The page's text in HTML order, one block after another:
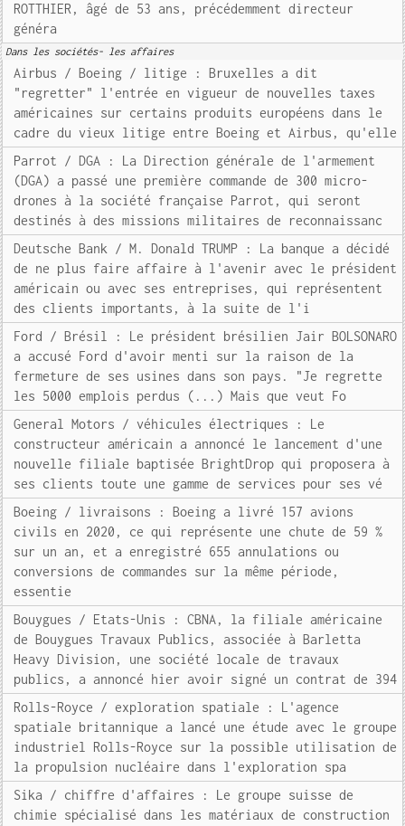
ROTTHIER, âgé de 53 ans, précédemment directeur
généra
Dans les sociétés- les affaires
Airbus / Boeing / litige : Bruxelles a dit
"regretter" l'entrée en vigueur de nouvelles taxes
américaines sur certains produits européens dans le
cadre du vieux litige entre Boeing et Airbus, qu'elle
Parrot / DGA : La Direction générale de l'armement
(DGA) a passé une première commande de 300 micro-
drones à la société française Parrot, qui seront
destinés à des missions militaires de reconnaissanc
Deutsche Bank / M. Donald TRUMP : La banque a décidé
de ne plus faire affaire à l'avenir avec le président
américain ou avec ses entreprises, qui représentent
des clients importants, à la suite de l'i
Ford / Brésil : Le président brésilien Jair BOLSONARO
a accusé Ford d'avoir menti sur la raison de la
fermeture de ses usines dans son pays. "Je regrette
les 5000 emplois perdus (...) Mais que veut Fo
General Motors / véhicules électriques : Le
constructeur américain a annoncé le lancement d'une
nouvelle filiale baptisée BrightDrop qui proposera à
ses clients toute une gamme de services pour ses vé
Boeing / livraisons : Boeing a livré 157 avions
civils en 2020, ce qui représente une chute de 59 %
sur un an, et a enregistré 655 annulations ou
conversions de commandes sur la même période,
essentie
Bouygues / Etats-Unis : CBNA, la filiale américaine
de Bouygues Travaux Publics, associée à Barletta
Heavy Division, une société locale de travaux
publics, a annoncé hier avoir signé un contrat de 394
Rolls-Royce / exploration spatiale : L'agence
spatiale britannique a lancé une étude avec le groupe
industriel Rolls-Royce sur la possible utilisation de
la propulsion nucléaire dans l'exploration spa
Sika / chiffre d'affaires : Le groupe suisse de
chimie spécialisé dans les matériaux de construction